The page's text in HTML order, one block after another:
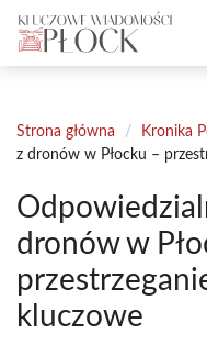
Przejdź
treści
Strona główna / Kronika
z dronów w Płocku –
dronów w
kluczowe